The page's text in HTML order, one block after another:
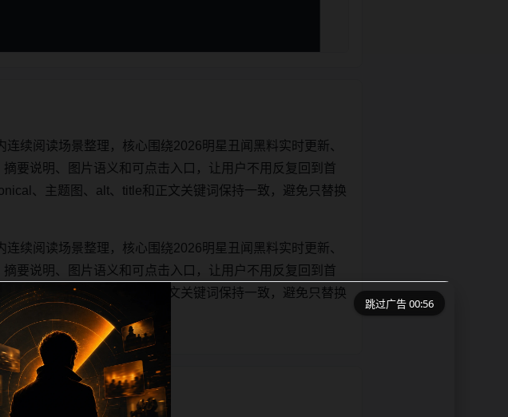
续阅读场景整理，核心围绕2026明星丑闻黑料实时更新、
要说明、图片语义和可点击入口，让用户不用反复回到首
、主题图、alt、title和正文关键词保持一致，避免只替换
续阅读场景整理，核心围绕2026明星丑闻黑料实时更新、
要说明、图片语义和可点击入口，让用户不用反复回到首
、主题图、alt、title和正文关键词保持一致，避免只替换
跳过广告 00:56